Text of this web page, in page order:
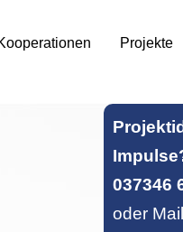
Projekte
037346
oder